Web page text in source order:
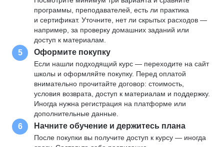
программы, преподавателей, есть ли практика
и сертификат. Уточните, нет ли скрытых расходов —
например, за проверку домашних заданий или
доступ к материалам.
5 Оформите покупку
Если нашли подходящий курс — переходите на сайт
школы и оформляйте покупку. Перед оплатой
внимательно прочитайте договор: стоимость,
условия возврата, доступ к материалам и поддержку.
Иногда нужна регистрация на платформе или
дополнительные данные.
6 Начните обучение и держитесь плана
После покупки вы получите доступ к курсу — иногда